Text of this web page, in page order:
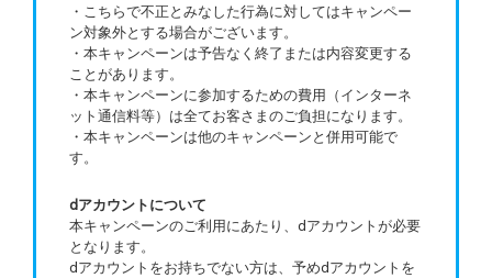
・こちらで不正とみなした行為に対してはキャンペー
ン対象外とする場合がございます。
・本キャンペーンは予告なく終了または内容変更する
ことがあります。
・本キャンペーンに参加するための費用（インターネ
ット通信料等）は全てお客さまのご負担になります。
・本キャンペーンは他のキャンペーンと併用可能で
す。
dアカウントについて
本キャンペーンのご利用にあたり、dアカウントが必要
となります。
dアカウントをお持ちでない方は、予めdアカウントを